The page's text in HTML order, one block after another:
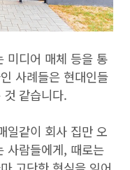
미디어 매체 등을 통
사례들은 현대인들
같습니다.
일같이 회사 집만 오
사람들에게, 때로는